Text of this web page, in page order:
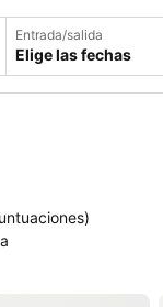
Entrada/salida
Elige las fechas
)